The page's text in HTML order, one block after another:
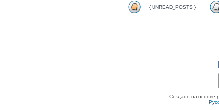
{ UNREAD_POSTS }
Создано на основе